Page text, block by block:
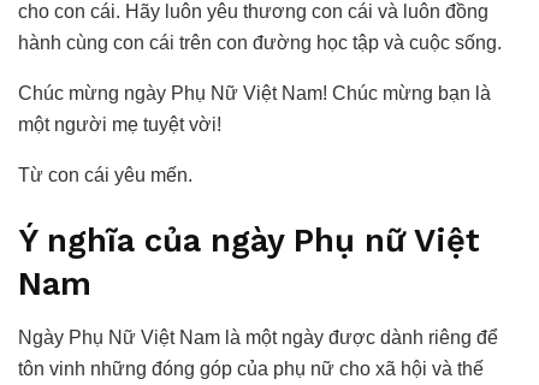
cho con cái. Hãy luôn yêu thương con cái và luôn đồng
hành cùng con cái trên con đường học tập và cuộc sống.
Chúc mừng ngày Phụ Nữ Việt Nam! Chúc mừng bạn là
một người mẹ tuyệt vời!
Từ con cái yêu mến.
Ý nghĩa của ngày Phụ nữ Việt
Nam
Ngày Phụ Nữ Việt Nam là một ngày được dành riêng để
tôn vinh những đóng góp của phụ nữ cho xã hội và thế